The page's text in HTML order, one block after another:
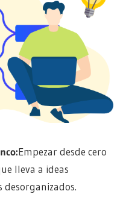
:Empezar desde cero
lleva a ideas